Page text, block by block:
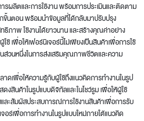
รผลิตและการใช้งาน พร้อมการประเมินและติดตาม
ขั้นตอน พร้อมนำข้อมูลที่ได้กลับมาปรับปรุง
ภาพ ใช้งานได้ยาวนาน และสร้างคุณค่าอย่าง
ช้ เพื่อให้เฟอร์นิเจอร์นี้ไม่เพียงเป็นสินค้าเพื่อการใช้
ส่วนหนึ่งในการส่งเสริมคุณภาพชีวิตและความ
ดเพื่อให้ความรู้กับผู้ใช้ถึงแนวคิดการทำงานในรูป
งสินค้าในรูปแบบดิจิทัลและในโชว์รูม เพื่อให้ผู้ใช้
ละสัมผัสประสบการณ์การใช้งานสินค้าเพื่อการรับ
อร์เพื่อการทำงานในรูปแบบใหม่ภายใต้แนวคิด